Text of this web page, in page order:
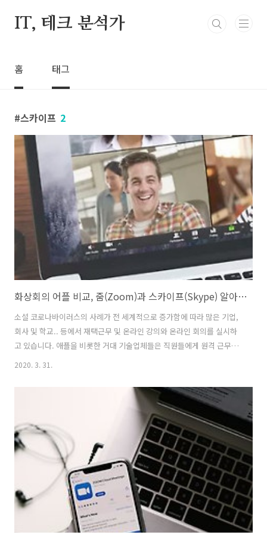
IT, 테크 분석가
홈 태그
스카이프 2
화상회의 어플 비교, 줌(Zoom)과 스카이프(Skype) 알아보기
소설 코로나바이러스의 사례가 전 세계적으로 증가함에 따라 많은 기업,
회사 및 학교.. 등에서 재택근무 및 온라인 강의와 온라인 회의를 실시하
고 있습니다. 애플을 비롯한 거대 기술업체들은 직원들에게 원격 근무를
의무화하고 시간제 근로자를 위한 지원을 시행하고 있습니다. 비록 여러
은 최소한 그것이 할 수 있는 한 계속되어야 합니다. 동료들이 옆에 있는
책상이나 방에 없을 것이기 때문에, 다음으로 가장 좋은 의사소통 도구는
화상 채팅입니다. 선택할 수 있는 많은 옵션이 있지만, Skype와 Zoom
은 강력하고 효율적인 도구들 중 하나입니다. 다음은 두 비디오 채팅과
회의 앱의 비교 입니다. 개인과 비즈니스용으로 적당한, 스카이프
2020. 3. 31.